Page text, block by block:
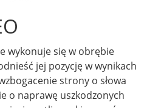
wykonuje się w obrębie
jej pozycję w wynikach
strony o słowa
o naprawę uszkodzonych